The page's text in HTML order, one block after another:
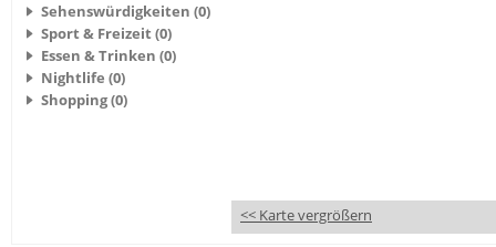
Sehenswürdigkeiten (0)
Sport & Freizeit (0)
Essen & Trinken (0)
Nightlife (0)
Shopping (0)
<< Karte vergrößern